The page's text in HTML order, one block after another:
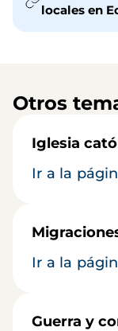
locales en
Otros
Iglesia
Ir a la
Ir a la
Guerra y